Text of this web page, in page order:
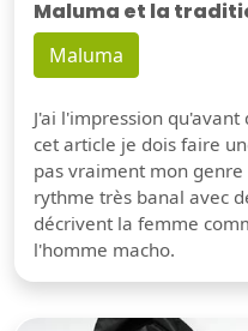
Maluma et la
Maluma
J'ai l'impression
cet article je dois faire
pas vraiment mon
rythme très banal avec
décrivent la femme
l'homme macho.